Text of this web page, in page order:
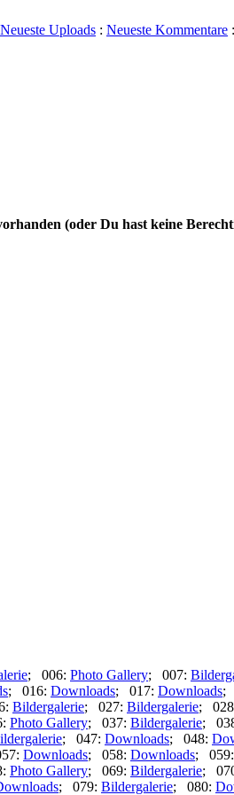
Neueste Uploads : Neueste Kommentare :
(oder Du hast keine
; 006: Photo Gallery; 007:
; 016: Downloads; 017: Downloads;
Bildergalerie; 027: Bildergalerie;
Photo Gallery; 037: Bildergalerie;
; 047: Downloads; 048:
Downloads; 058: Downloads; 059:
Photo Gallery; 069: Bildergalerie;
; 079: Bildergalerie; 080: